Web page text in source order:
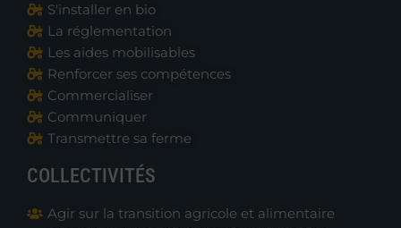
S'installer en bio
La réglementation
Les aides mobilisables
Renforcer ses compétences
Commercialiser
Communiquer
Transmettre sa ferme
COLLECTIVITÉS
Agir sur la transition agricole et alimentaire